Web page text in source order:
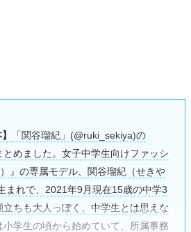
「関谷瑠紀」(@ruki_sekiya)の
めました。女子中学生向けファッシ
』の専属モデル、関谷瑠紀（せきや
まれで、2021年9月現在15歳の中学3
ちも大人っぽく、中学生とは思えな
学生の頃から始めていて、所属事務